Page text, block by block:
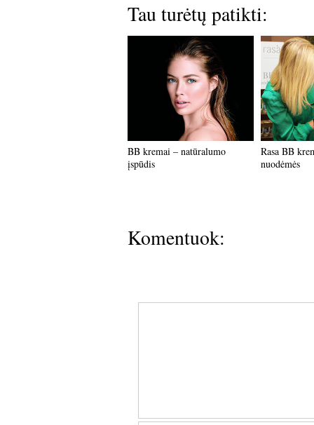
Tau turėtų patikti:
BB kremai – natūralumo
įspūdis
Rasa BB
nuodėmės
Komentuok: